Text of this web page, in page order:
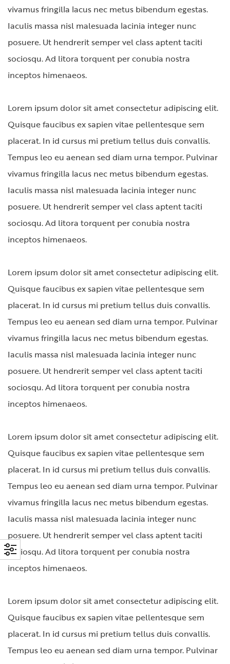
vivamus fringilla lacus nec metus bibendum egestas.
Iaculis massa nisl malesuada lacinia integer nunc
posuere. Ut hendrerit semper vel class aptent taciti
sociosqu. Ad litora torquent per conubia nostra
inceptos himenaeos.
Lorem ipsum dolor sit amet consectetur adipiscing elit.
Quisque faucibus ex sapien vitae pellentesque sem
placerat. In id cursus mi pretium tellus duis convallis.
Tempus leo eu aenean sed diam urna tempor. Pulvinar
vivamus fringilla lacus nec metus bibendum egestas.
Iaculis massa nisl malesuada lacinia integer nunc
posuere. Ut hendrerit semper vel class aptent taciti
sociosqu. Ad litora torquent per conubia nostra
inceptos himenaeos.
Lorem ipsum dolor sit amet consectetur adipiscing elit.
Quisque faucibus ex sapien vitae pellentesque sem
placerat. In id cursus mi pretium tellus duis convallis.
Tempus leo eu aenean sed diam urna tempor. Pulvinar
vivamus fringilla lacus nec metus bibendum egestas.
Iaculis massa nisl malesuada lacinia integer nunc
posuere. Ut hendrerit semper vel class aptent taciti
sociosqu. Ad litora torquent per conubia nostra
inceptos himenaeos.
Lorem ipsum dolor sit amet consectetur adipiscing elit.
Quisque faucibus ex sapien vitae pellentesque sem
placerat. In id cursus mi pretium tellus duis convallis.
Tempus leo eu aenean sed diam urna tempor. Pulvinar
vivamus fringilla lacus nec metus bibendum egestas.
Iaculis massa nisl malesuada lacinia integer nunc
posuere. Ut hendrerit semper vel class aptent taciti
sociosqu. Ad litora torquent per conubia nostra
inceptos himenaeos.
Lorem ipsum dolor sit amet consectetur adipiscing elit.
Quisque faucibus ex sapien vitae pellentesque sem
placerat. In id cursus mi pretium tellus duis convallis.
Tempus leo eu aenean sed diam urna tempor. Pulvinar